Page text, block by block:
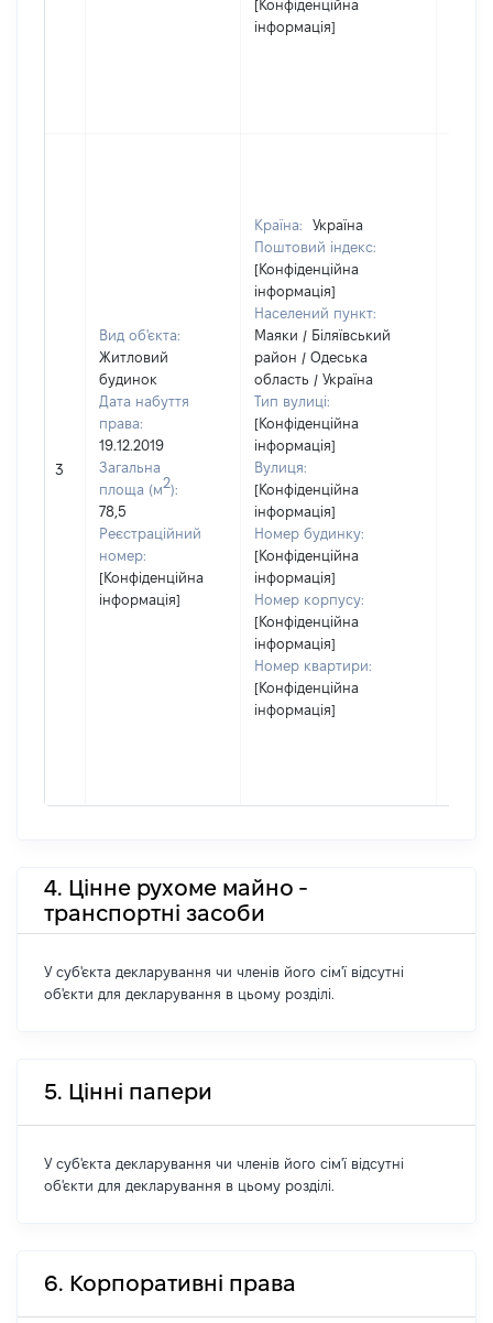
[Конфіденційна
інформація]
3
Вид об'єкта:
Житловий
будинок
Дата набуття
права:
19.12.2019
Загальна
площа (м2):
78,5
Реєстраційний
номер:
[Конфіденційна
інформація]
Країна:
Україна
Поштовий індекс:
[Конфіденційна
інформація]
Населений пункт:
Маяки / Біляївський
район / Одеська
область / Україна
Тип вулиці:
[Конфіденційна
інформація]
Вулиця:
[Конфіденційна
інформація]
Номер будинку:
[Конфіденційна
інформація]
Номер корпусу:
[Конфіденційна
інформація]
Номер квартири:
[Конфіденційна
інформація]
4. Цінне рухоме майно -
транспортні засоби
У суб'єкта декларування чи членів його сім'ї відсутні
об'єкти для декларування в цьому розділі.
5. Цінні папери
У суб'єкта декларування чи членів його сім'ї відсутні
об'єкти для декларування в цьому розділі.
6. Корпоративні права